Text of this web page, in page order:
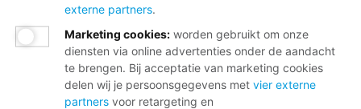
externe partners.
Marketing cookies: worden gebruikt om onze
diensten via online advertenties onder de aandacht
te brengen. Bij acceptatie van marketing cookies
delen wij je persoonsgegevens met vier externe
partners voor retargeting en